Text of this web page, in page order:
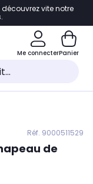
vite notre
Me connecterPanier
Réf. 9000511529
de